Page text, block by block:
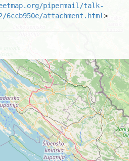
pipermail/talk-
6ccb950e/attachment.html>